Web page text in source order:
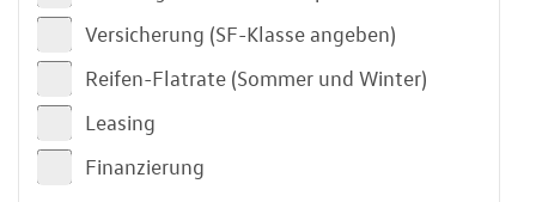
Versicherung (SF-Klasse angeben)
Reifen-Flatrate (Sommer und Winter)
Leasing
Finanzierung